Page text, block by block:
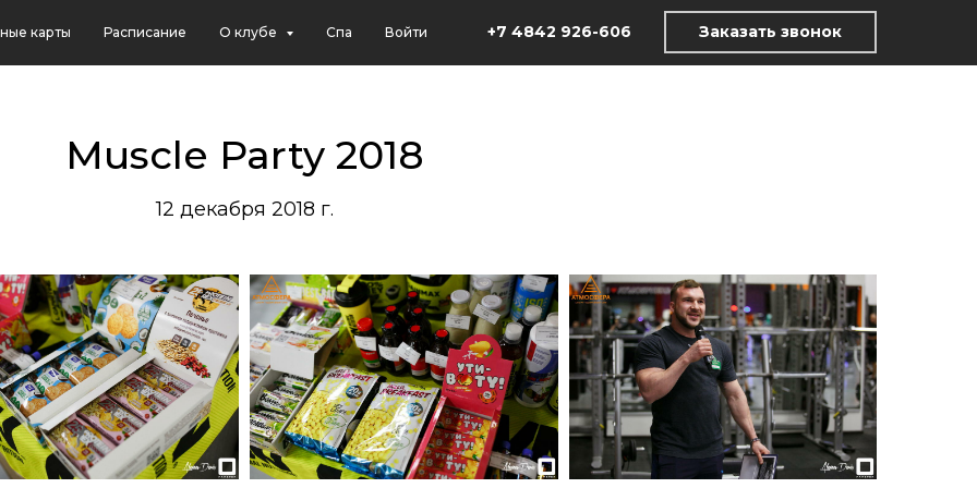
карты Расписание О клубе Спа Войти +7 4842 926-606 Заказать звонок
Muscle Party 2018
12 декабря 2018 г.